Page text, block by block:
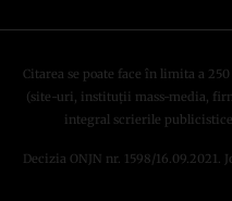
Citarea se poate face în limita a
(site-uri, instituţii mass-media,
integral scrierile
Decizia ONJN nr. 1598/